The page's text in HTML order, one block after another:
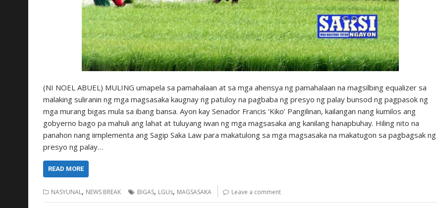
(NI NOEL ABUEL) MULING umapela sa pamahalaan at sa mga ahensya ng pamahalaan na magsilbing equalizer sa
malaking suliranin ng mga magsasaka kaugnay ng patuloy na pagbaba ng presyo ng palay bunsod ng pagpasok ng
mga murang bigas mula sa ibang bansa. Ayon kay Senador Francis ‘Kiko’ Pangilinan, kailangan nang kumilos ang
gobyerno bago pa mahuli ang lahat at tuluyang iwan ng mga magsasaka ang kanilang hanapbuhay. Hiling nito na
panahon nang iimplementa ang Sagip Saka Law para makatulong sa mga magsasaka na makatugon sa pagbagsak ng
presyo ng palay…
READ MORE
NASYUNAL, NEWS BREAK BIGAS, LGUs, MAGSASAKA Leave a comment